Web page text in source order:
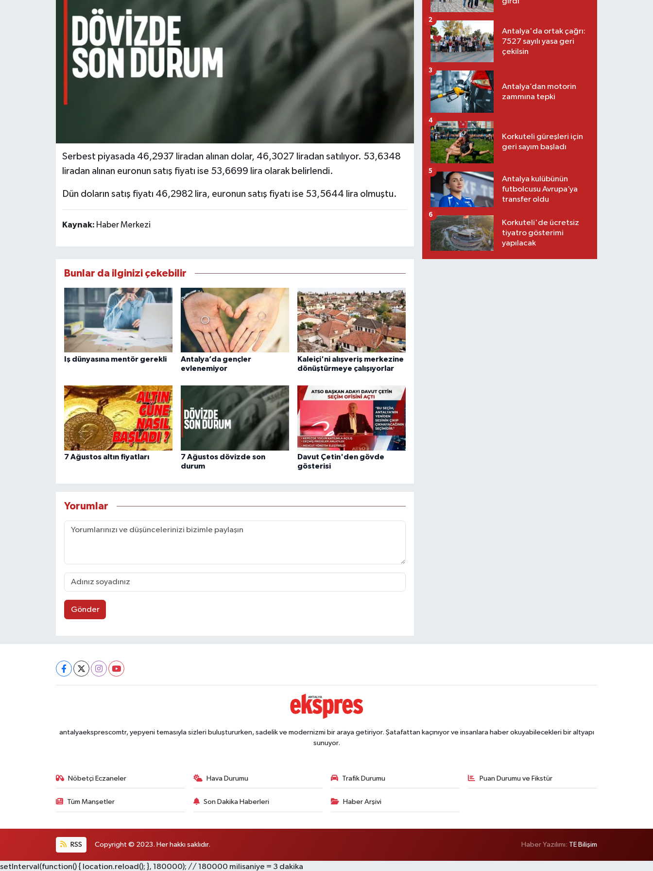
Serbest piyasada 46,2937 liradan alınan dolar, 46,3027 liradan satılıyor. 53,6348
liradan alınan euronun satış fiyatı ise 53,6699 lira olarak belirlendi.
Dün doların satış fiyatı 46,2982 lira, euronun satış fiyatı ise 53,5644 lira olmuştu.
Kaynak: Haber Merkezi
Bunlar da ilginizi çekebilir
Iş dünyasına mentör gerekli
Antalya’da gençler
evlenemiyor
Kaleiçi'ni alışveriş merkezine
dönüştürmeye çalışıyorlar
7 Ağustos altın fiyatları
7 Ağustos dövizde son
durum
Davut Çetin'den gövde
gösterisi
Yorumlar
Gönder
Antalya'da ortak çağrı:
7527 sayılı yasa geri
çekilsin
2
Antalya’dan motorin
zammına tepki
3
Korkuteli güreşleri için
geri sayım başladı
4
Antalya kulübünün
futbolcusu Avrupa’ya
transfer oldu
5
Korkuteli'de ücretsiz
tiyatro gösterimi
yapılacak
6
antalyaeksprescomtr, yepyeni temasıyla sizleri buluştururken, sadelik ve modernizmi bir araya getiriyor. Şatafattan kaçınıyor ve insanlara haber okuyabilecekleri bir altyapı
sunuyor.
Nöbetçi Eczaneler Hava Durumu Trafik Durumu Puan Durumu ve Fikstür
Tüm Manşetler Son Dakika Haberleri Haber Arşivi
RSS Copyright © 2023. Her hakkı saklıdır. Haber Yazılımı: TE Bilişim
setInterval(function() { location.reload(); }, 180000); // 180000 milisaniye = 3 dakika
RESMİ İLAN
MAGAZİN